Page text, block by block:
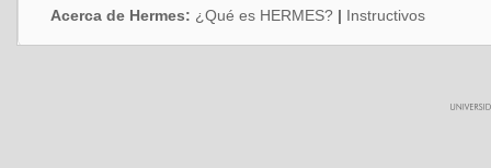
Acerca de Hermes: ¿Qué es HERMES? | Instructivos